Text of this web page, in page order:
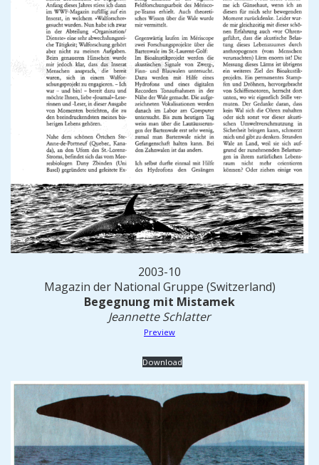
2003-10
Magazin der National Gruppe (Switzerland)
Begegnung mit Mistamek
Jeannette Schlatter
Preview
Download